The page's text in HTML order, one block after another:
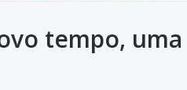
tempo, uma